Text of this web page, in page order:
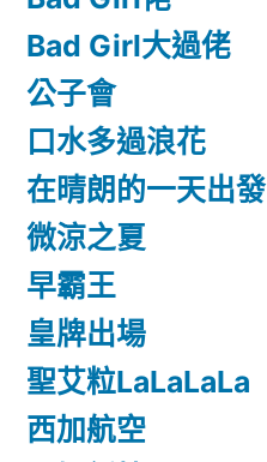
Bad Girl大過佬
公子會
口水多過浪花
在晴朗的一天出發
微涼之夏
早霸王
皇牌出場
聖艾粒LaLaLaLa
西加航空